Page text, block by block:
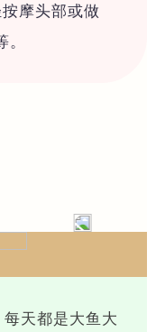
摩头部或做
天都是大鱼大